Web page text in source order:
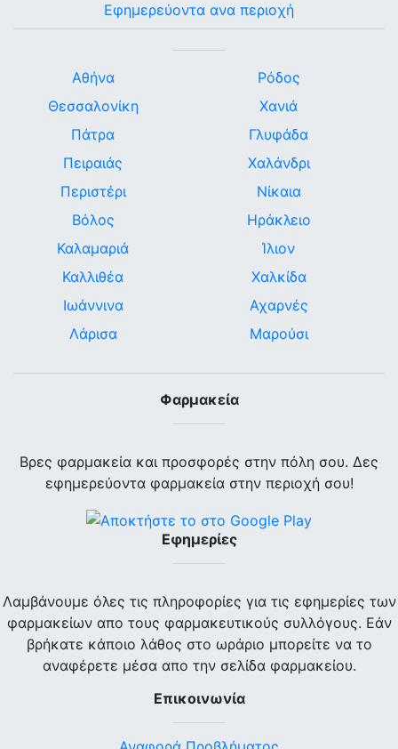
Εφημερεύοντα ανα περιοχή
Αθήνα
Θεσσαλονίκη
Πάτρα
Πειραιάς
Περιστέρι
Βόλος
Καλαμαριά
Καλλιθέα
Ιωάννινα
Λάρισα
Ρόδος
Χανιά
Γλυφάδα
Χαλάνδρι
Νίκαια
Ηράκλειο
Ίλιον
Χαλκίδα
Αχαρνές
Μαρούσι
Φαρμακεία
Βρες φαρμακεία και προσφορές στην πόλη σου. Δες
εφημερεύοντα φαρμακεία στην περιοχή σου!
Εφημερίες
Λαμβάνουμε όλες τις πληροφορίες για τις εφημερίες των
φαρμακείων απο τους φαρμακευτικούς συλλόγους. Εάν
βρήκατε κάποιο λάθος στο ωράριο μπορείτε να το
αναφέρετε μέσα απο την σελίδα φαρμακείου.
Επικοινωνία